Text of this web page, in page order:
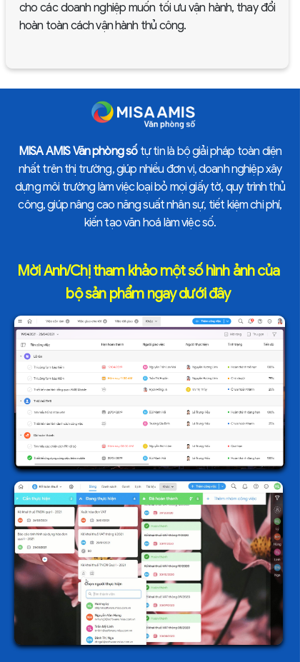
cho các doanh nghiệp muốn tối ưu vận hành, thay đổi
hoàn toàn cách vận hành thủ công.
MISA AMIS Văn phòng sốtự tin là bộ giải pháp toàn diện
nhất trên thị trường, giúp nhiều đơn vị, doanh nghiệp xây
dựng môi trường làm việc loại bỏ mọi giấy tờ, quy trình thủ
công, giúp nâng cao năng suất nhân sự, tiết kiệm chi phí,
kiến tạo văn hoá làm việc số.
Mời Anh/Chị tham khảo một số hình ảnh của
bộ sản phẩm ngay dưới đây